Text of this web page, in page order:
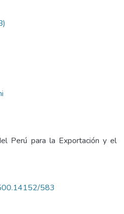
Perú para la Exportación y el
583